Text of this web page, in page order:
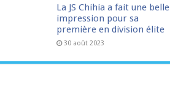
La JS Chihia a fait une belle
impression pour sa
première en division élite
30 août 2023